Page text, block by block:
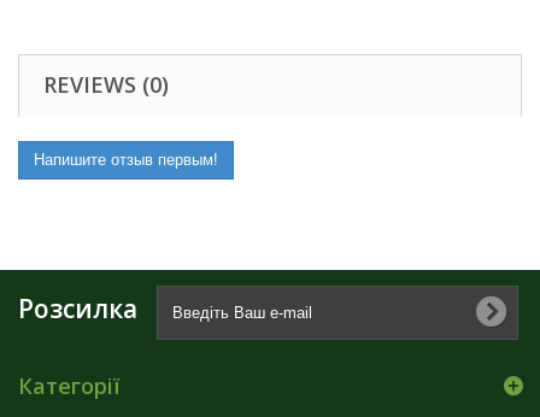
REVIEWS (0)
Напишите отзыв первым!
Розсилка
Категорії